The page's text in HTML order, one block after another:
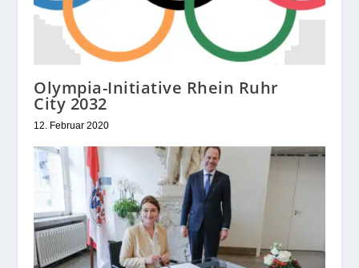
Olympia-Initiative Rhein Ruhr
City 2032
12. Februar 2020